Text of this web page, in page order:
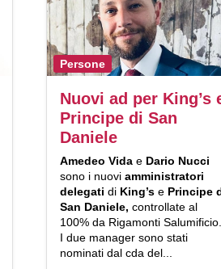
Persone
Nuovi ad per King’s
Principe di San
Daniele
Amedeo Vidae Dario Nucci
sono i nuovi amministratori
delegati di King’s e Principe
San Daniele, controllate al
100% da Rigamonti Salumificio.
I due manager sono stati
nominati dal cda del...